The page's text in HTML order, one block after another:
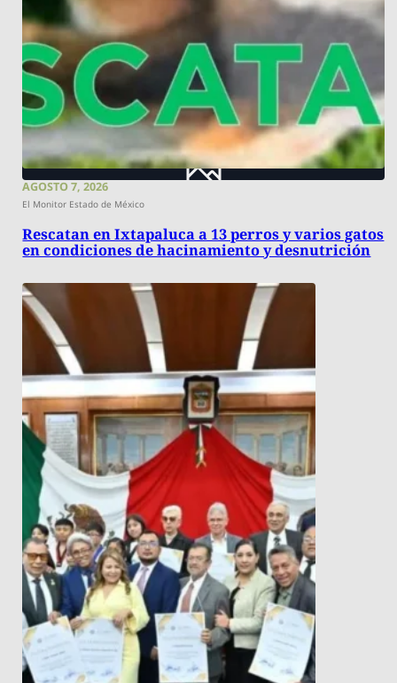
AGOSTO 7, 2026
El Monitor Estado de México
Rescatan en Ixtapaluca a 13 perros y varios gatos
en condiciones de hacinamiento y desnutrición